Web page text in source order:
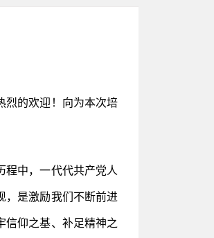
烈的欢迎！向为本次培
程中，一代代共产党人
，是激励我们不断前进
信仰之基、补足精神之